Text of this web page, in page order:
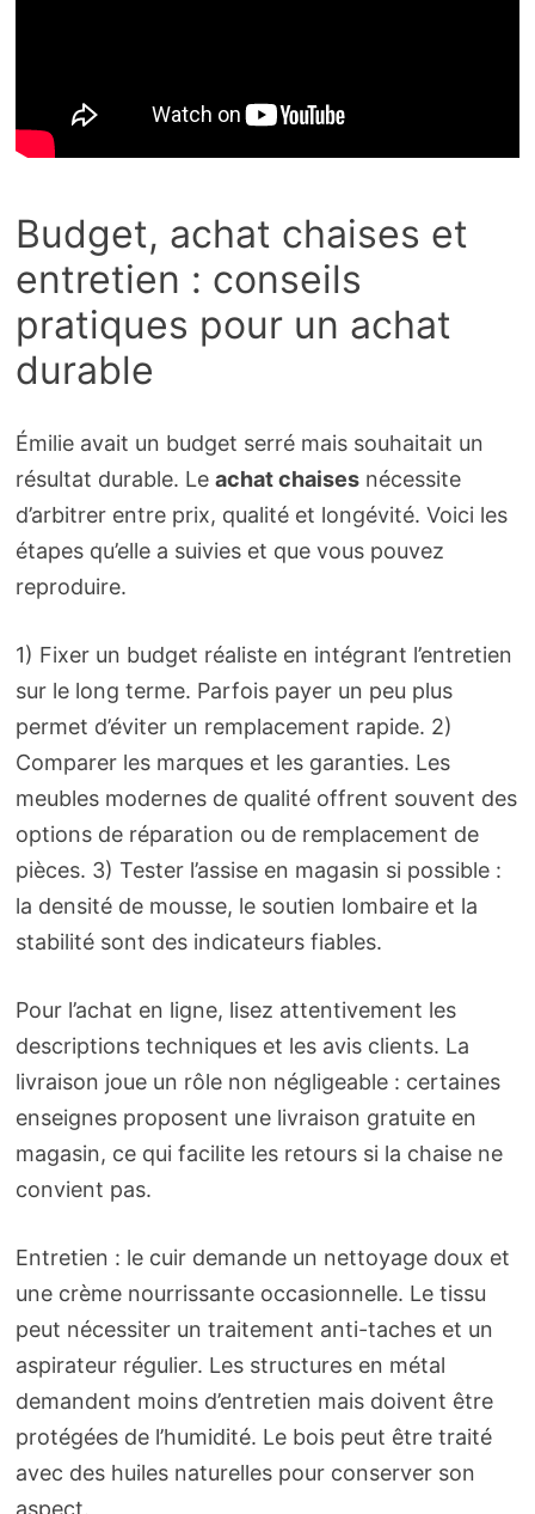
Budget, achat chaises et
entretien : conseils
pratiques pour un achat
durable
Émilie avait un budget serré mais souhaitait un
résultat durable. Le achat chaisesnécessite
d’arbitrer entre prix, qualité et longévité. Voici les
étapes qu’elle a suivies et que vous pouvez
reproduire.
1) Fixer un budget réaliste en intégrant l’entretien
sur le long terme. Parfois payer un peu plus
permet d’éviter un remplacement rapide. 2)
Comparer les marques et les garanties. Les
meubles modernes de qualité offrent souvent des
options de réparation ou de remplacement de
pièces. 3) Tester l’assise en magasin si possible :
la densité de mousse, le soutien lombaire et la
stabilité sont des indicateurs fiables.
Pour l’achat en ligne, lisez attentivement les
descriptions techniques et les avis clients. La
livraison joue un rôle non négligeable : certaines
enseignes proposent une livraison gratuite en
magasin, ce qui facilite les retours si la chaise ne
convient pas.
Entretien : le cuir demande un nettoyage doux et
une crème nourrissante occasionnelle. Le tissu
peut nécessiter un traitement anti-taches et un
aspirateur régulier. Les structures en métal
demandent moins d’entretien mais doivent être
protégées de l’humidité. Le bois peut être traité
avec des huiles naturelles pour conserver son
aspect.